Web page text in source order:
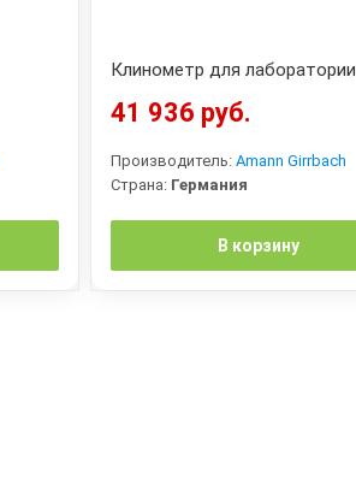
Клинометр для лаборатории
41 936 руб.
Производитель:Amann Girrbach
Страна: Германия
В корзину